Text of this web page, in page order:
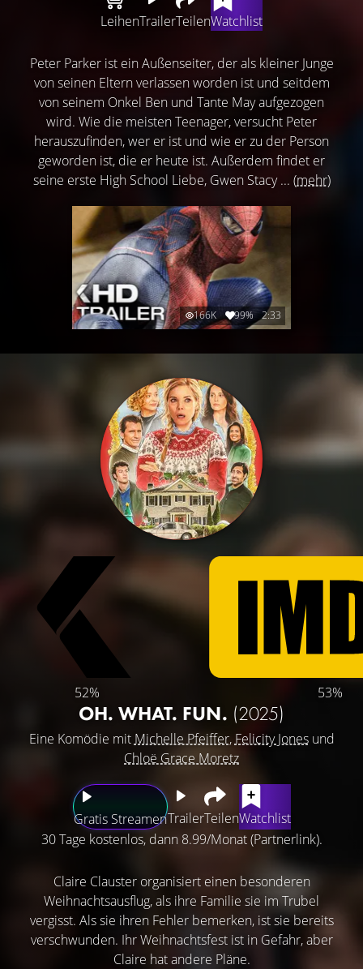
LeihenTrailerTeilenWatchlist
Peter Parker ist ein Außenseiter, der als kleiner Junge
von seinen Eltern verlassen worden ist und seitdem
von seinem Onkel Ben und Tante May aufgezogen
wird. Wie die meisten Teenager, versucht Peter
herauszufinden, wer er ist und wie er zu der Person
geworden ist, die er heute ist. Außerdem findet er
seine erste High School Liebe, Gwen Stacy ... (mehr)
166K 99% 2:33
52% 53%
OH. WHAT. FUN. (2025)
Eine Komödie mit Michelle Pfeiffer, Felicity Jonesund
Chloë Grace Moretz
Gratis StreamenTrailerTeilenWatchlist
30 Tage kostenlos, dann 8.99/Monat (Partnerlink).
Claire Clauster organisiert einen besonderen
Weihnachtsausflug, als ihre Familie sie im Trubel
vergisst. Als sie ihren Fehler bemerken, ist sie bereits
verschwunden. Ihr Weihnachtsfest ist in Gefahr, aber
Claire hat andere Pläne.